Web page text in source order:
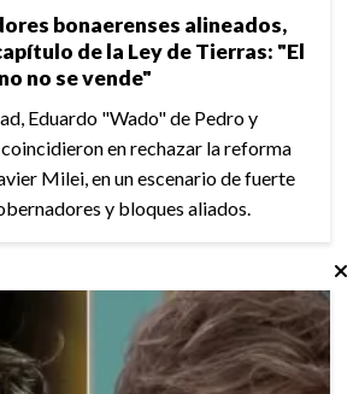
bonaerenses alineados,
de la Ley de Tierras: "El
no se vende"
Eduardo "Wado" de Pedro y
en rechazar la reforma
Milei, en un escenario de fuerte
y bloques aliados.